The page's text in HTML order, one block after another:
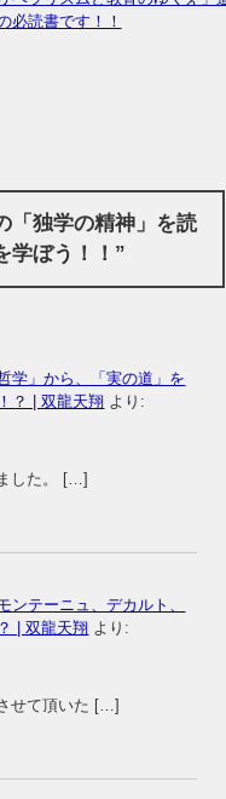
必読書です！！
「独学の精神」を読
学ぼう！！”
学」から、「実の道」を
？ | 双龍天翔 より:
した。 […]
ンテーニュ、デカルト、
| 双龍天翔 より:
せて頂いた […]